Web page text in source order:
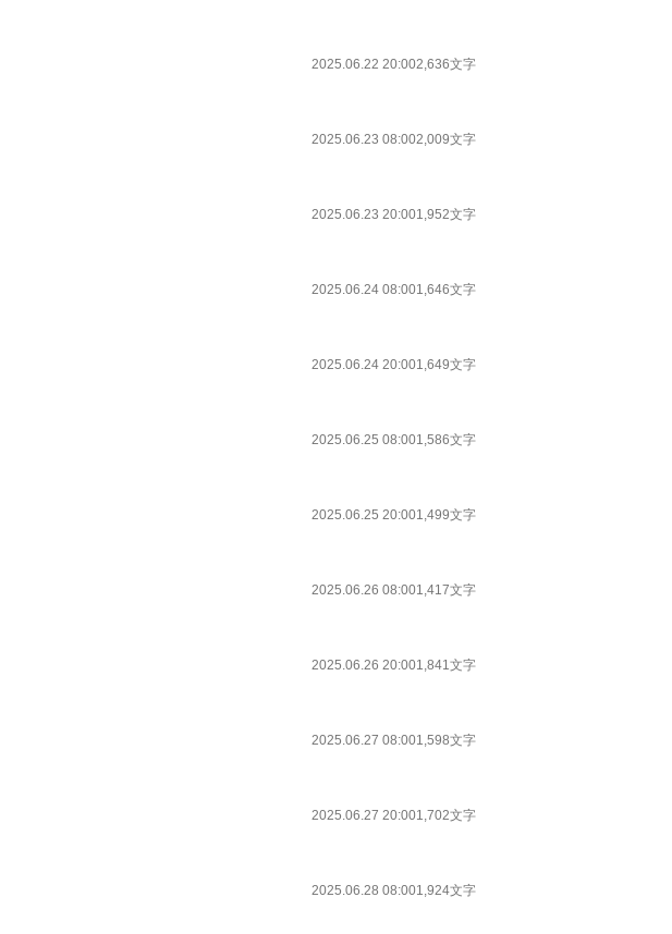
2025.06.22 20:002,636文字
2025.06.23 08:002,009文字
2025.06.23 20:001,952文字
2025.06.24 08:001,646文字
2025.06.24 20:001,649文字
2025.06.25 08:001,586文字
2025.06.25 20:001,499文字
2025.06.26 08:001,417文字
2025.06.26 20:001,841文字
2025.06.27 08:001,598文字
2025.06.27 20:001,702文字
2025.06.28 08:001,924文字